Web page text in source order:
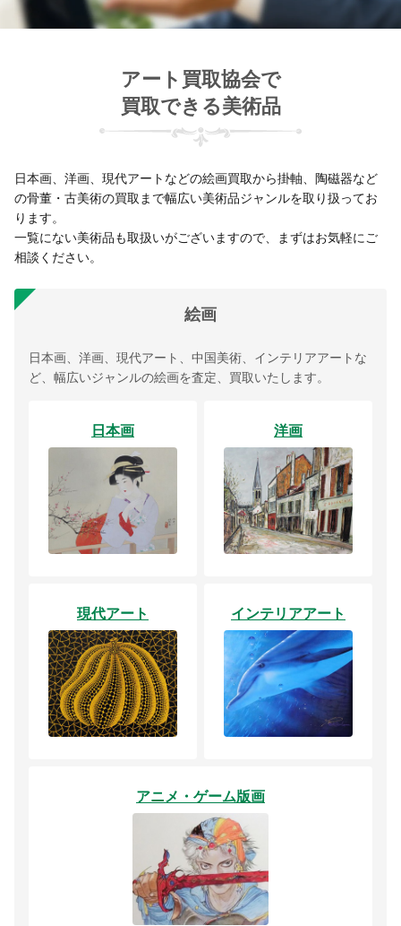
アート買取協会で
買取できる美術品
日本画、洋画、現代アートなどの絵画買取から掛軸、陶磁器など
の骨董・古美術の買取まで幅広い美術品ジャンルを取り扱ってお
ります。
一覧にない美術品も取扱いがございますので、まずはお気軽にご
相談ください。
絵画
日本画、洋画、現代アート、中国美術、インテリアアートな
ど、幅広いジャンルの絵画を査定、買取いたします。
日本画 洋画
現代アート インテリアアート
アニメ・ゲーム版画